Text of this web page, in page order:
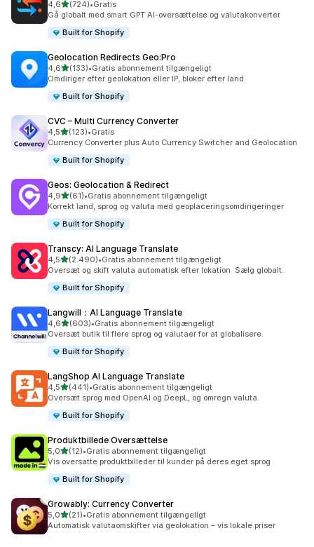
4,6ud af 5 stjerner
(724)
724 anmeldelser i alt
•Gratis
Gå globalt med smart GPT AI-oversættelse og valutakonverter
Built for Shopify
Geolocation Redirects Geo:Pro
4,6ud af 5 stjerner
(133)
133 anmeldelser i alt
•Gratis abonnement tilgængeligt
Omdiriger efter geolokation eller IP, bloker efter land
Built for Shopify
CVC – Multi Currency Converter
4,5ud af 5 stjerner
(123)
123 anmeldelser i alt
•Gratis
Currency Converter plus Auto Currency Switcher and Geolocation
Built for Shopify
Geos: Geolocation & Redirect
4,9ud af 5 stjerner
(61)
61 anmeldelser i alt
•Gratis abonnement tilgængeligt
Korrekt land, sprog og valuta med geoplaceringsomdirigeringer
Built for Shopify
Transcy: AI Language Translate
4,5ud af 5 stjerner
(2.490)
2490 anmeldelser i alt
•Gratis abonnement tilgængeligt
Oversæt og skift valuta automatisk efter lokation. Sælg globalt.
Built for Shopify
Langwill：AI Language Translate
4,6ud af 5 stjerner
(603)
603 anmeldelser i alt
•Gratis abonnement tilgængeligt
Oversæt butik til flere sprog og valutaer for at globalisere.
Built for Shopify
LangShop AI Language Translate
4,5ud af 5 stjerner
(441)
441 anmeldelser i alt
•Gratis abonnement tilgængeligt
Oversæt sprog med OpenAI og DeepL, og omregn valuta.
Built for Shopify
Produktbillede Oversættelse
5,0ud af 5 stjerner
(12)
12 anmeldelser i alt
•Gratis abonnement tilgængeligt
Vis oversatte produktbilleder til kunder på deres eget sprog
Built for Shopify
Growably: Currency Converter
5,0ud af 5 stjerner
(21)
21 anmeldelser i alt
•Gratis abonnement tilgængeligt
Automatisk valutaomskifter via geolokation – vis lokale priser